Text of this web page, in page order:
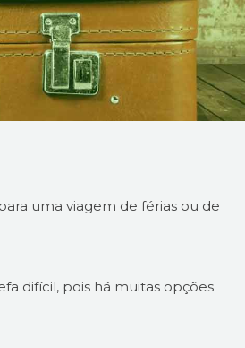
uma viagem de férias ou de
difícil, pois há muitas opções